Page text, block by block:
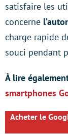
satisfaire les
concerne
charge rapide
souci pendant
À lire
smartphones
Acheter le